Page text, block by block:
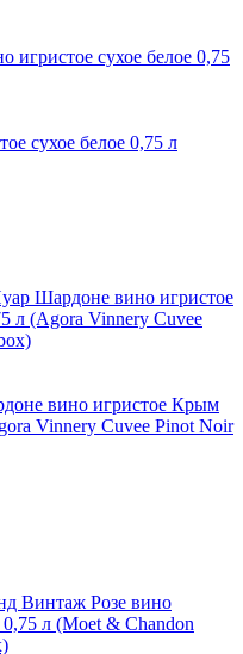
сухое белое 0,75 л
вино игристое Крым
Vinnery Cuvee Pinot Noir